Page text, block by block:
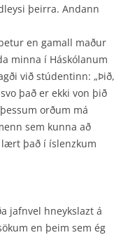
þeirra. Andann
en gamall maður
minna í Háskólanum
við stúdentinn: „Þið,
það er ekki von þið
orðum má
sem kunna að
lært það í íslenzkum
jafnvel hneykslazt á
en þeim sem ég